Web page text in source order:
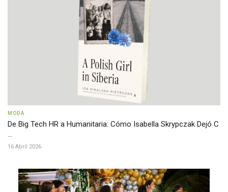
MODA
De Big Tech HR a Humanitaria: Cómo Isabella Skrypczak Dejó C
...
16 Abril 2026